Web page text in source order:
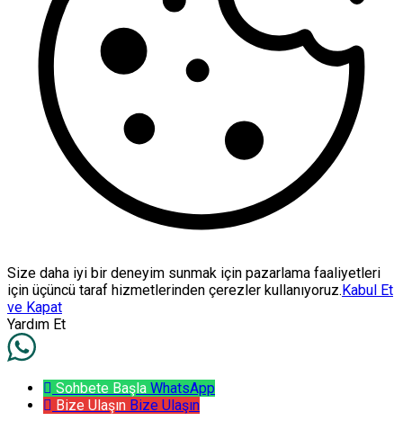
Size daha iyi bir deneyim sunmak için pazarlama faaliyetleri
için üçüncü taraf hizmetlerinden çerezler kullanıyoruz. Kabul Et
ve Kapat
Yardım Et
Sohbete Başla WhatsApp
Bize Ulaşın Bize Ulaşın